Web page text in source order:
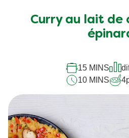
Curry au lait de
15 MINS
10 MINS
4